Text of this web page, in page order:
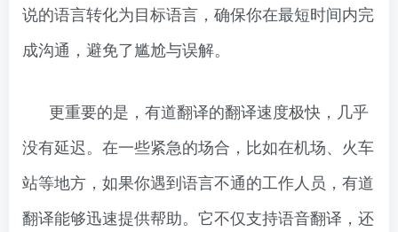
说的语言转化为目标语言，确保你在最短时间内完
成沟通，避免了尴尬与误解。
更重要的是，有道翻译的翻译速度极快，几乎
没有延迟。在一些紧急的场合，比如在机场、火车
站等地方，如果你遇到语言不通的工作人员，有道
翻译能够迅速提供帮助。它不仅支持语音翻译，还